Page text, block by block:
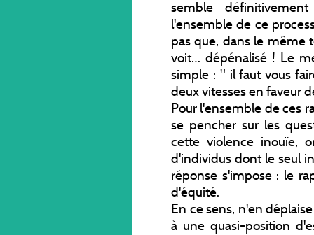
semble
l'ensemble de ce
pas que, dans le même
voit… dépénalisé ! Le
simple : " il faut vous
deux vitesses en faveur
Pour l'ensemble de ces
se pencher sur les
cette violence inouïe,
d'individus dont le seul
réponse s'impose : le
d'équité.
En ce sens, n'en
à une quasi-position